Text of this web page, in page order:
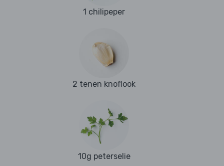
1 chilipeper
2 tenen knoflook
10g peterselie